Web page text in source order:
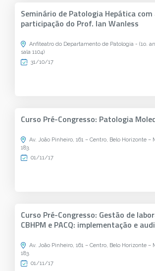
Seminário de Patologia Hepática com
participação do Prof. Ian Wanless
Anfiteatro do Departamento de Patologia - (1o.
sala 1104)
31/10/17
Curso Pré-Congresso: Patologia
Av. João Pinheiro, 161 – Centro, Belo Horizonte –
183.
01/11/17
Curso Pré-Congresso: Gestão de
CBHPM e PACQ: implementação e
Av. João Pinheiro, 161 – Centro, Belo Horizonte –
183.
01/11/17